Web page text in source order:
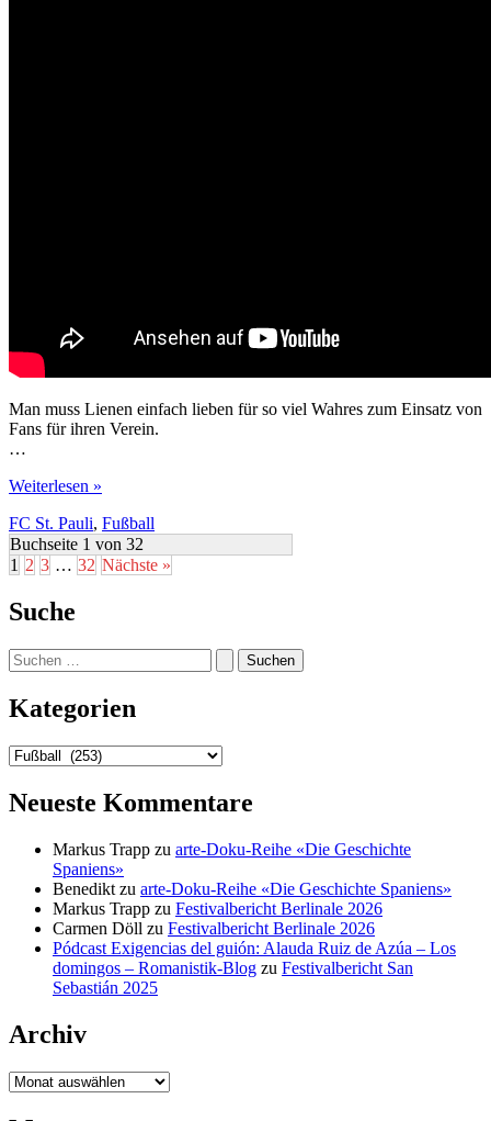
Man muss Lienen einfach lieben für so viel Wahres zum Einsatz von
Fans für ihren Verein.
…
Ewald
und
die
Fans
Weiterlesen »
FC St. Pauli, Fußball
Buchseite 1 von 32
1 2 3 … 32 Nächste »
Suche
Suchen
nach:
Kategorien
Kategorien
Neueste Kommentare
Markus Trapp zu arte-Doku-Reihe «Die Geschichte
Spaniens»
Benedikt zu arte-Doku-Reihe «Die Geschichte Spaniens»
Markus Trapp zu Festivalbericht Berlinale 2026
Carmen Döll zu Festivalbericht Berlinale 2026
Pódcast Exigencias del guión: Alauda Ruiz de Azúa – Los
domingos – Romanistik-Blog zu Festivalbericht San
Sebastián 2025
Archiv
Archiv